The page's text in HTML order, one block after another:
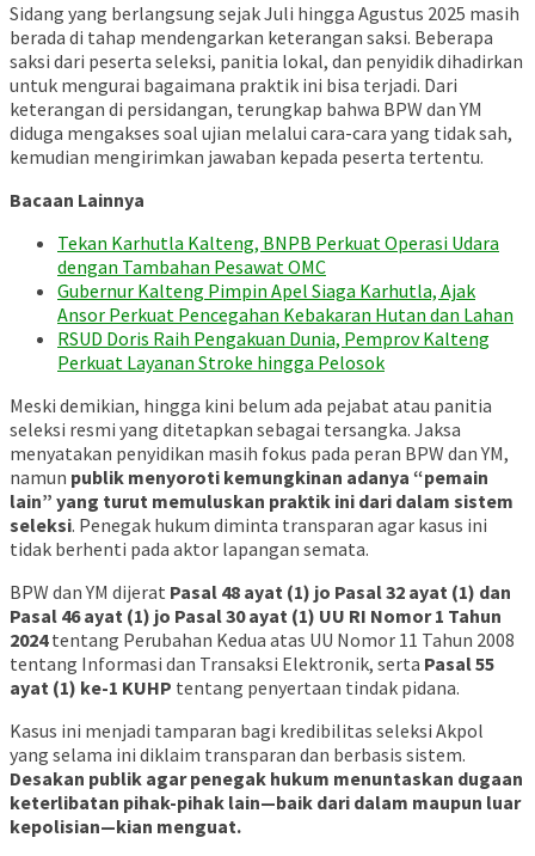
Sidang yang berlangsung sejak Juli hingga Agustus 2025 masih
berada di tahap mendengarkan keterangan saksi. Beberapa
saksi dari peserta seleksi, panitia lokal, dan penyidik dihadirkan
untuk mengurai bagaimana praktik ini bisa terjadi. Dari
keterangan di persidangan, terungkap bahwa BPW dan YM
diduga mengakses soal ujian melalui cara-cara yang tidak sah,
kemudian mengirimkan jawaban kepada peserta tertentu.
Bacaan Lainnya
Tekan Karhutla Kalteng, BNPB Perkuat Operasi Udara
dengan Tambahan Pesawat OMC
Gubernur Kalteng Pimpin Apel Siaga Karhutla, Ajak
Ansor Perkuat Pencegahan Kebakaran Hutan dan Lahan
RSUD Doris Raih Pengakuan Dunia, Pemprov Kalteng
Perkuat Layanan Stroke hingga Pelosok
Meski demikian, hingga kini belum ada pejabat atau panitia
seleksi resmi yang ditetapkan sebagai tersangka. Jaksa
menyatakan penyidikan masih fokus pada peran BPW dan YM,
namun publik menyoroti kemungkinan adanya “pemain
lain” yang turut memuluskan praktik ini dari dalam sistem
seleksi. Penegak hukum diminta transparan agar kasus ini
tidak berhenti pada aktor lapangan semata.
BPW dan YM dijerat Pasal 48 ayat (1) jo Pasal 32 ayat (1) dan
Pasal 46 ayat (1) jo Pasal 30 ayat (1) UU RI Nomor 1 Tahun
2024tentang Perubahan Kedua atas UU Nomor 11 Tahun 2008
tentang Informasi dan Transaksi Elektronik, serta Pasal 55
ayat (1) ke-1 KUHP tentang penyertaan tindak pidana.
Kasus ini menjadi tamparan bagi kredibilitas seleksi Akpol
yang selama ini diklaim transparan dan berbasis sistem.
Desakan publik agar penegak hukum menuntaskan dugaan
keterlibatan pihak-pihak lain—baik dari dalam maupun luar
kepolisian—kian menguat.